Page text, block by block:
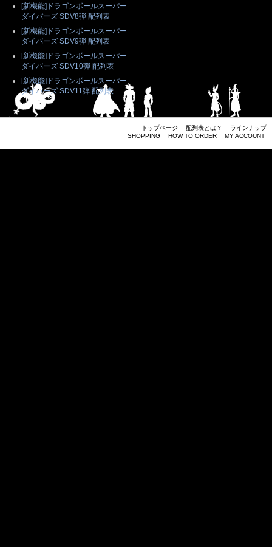
[新機能]ドラゴンボールスーパー
ダイバーズ SDV8弾 配列表
[新機能]ドラゴンボールスーパー
ダイバーズ SDV9弾 配列表
[新機能]ドラゴンボールスーパー
ダイバーズ SDV10弾 配列表
[新機能]ドラゴンボールスーパー
ダイバーズ SDV11弾 配列表
トップページ 配列表とは？
ラインナップ
SHOPPING
HOW TO ORDER MY ACCOUNT